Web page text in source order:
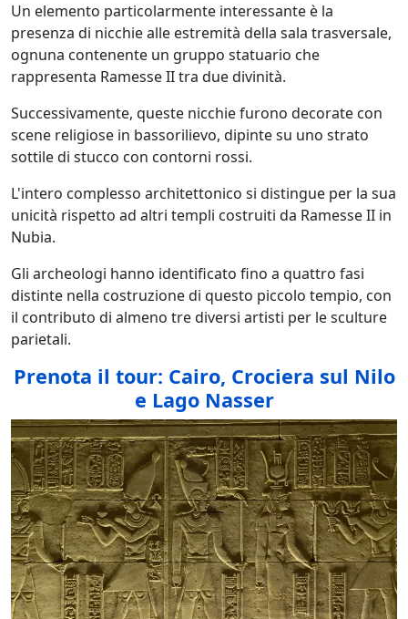
Un elemento particolarmente interessante è la
presenza di nicchie alle estremità della sala trasversale,
ognuna contenente un gruppo statuario che
rappresenta Ramesse II tra due divinità.
Successivamente, queste nicchie furono decorate con
scene religiose in bassorilievo, dipinte su uno strato
sottile di stucco con contorni rossi.
L'intero complesso architettonico si distingue per la sua
unicità rispetto ad altri templi costruiti da Ramesse II in
Nubia.
Gli archeologi hanno identificato fino a quattro fasi
distinte nella costruzione di questo piccolo tempio, con
il contributo di almeno tre diversi artisti per le sculture
parietali.
Prenota il tour: Cairo, Crociera sul Nilo
e Lago Nasser